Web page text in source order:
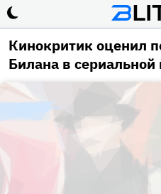
Кинокритик оценил
Билана в сериальной